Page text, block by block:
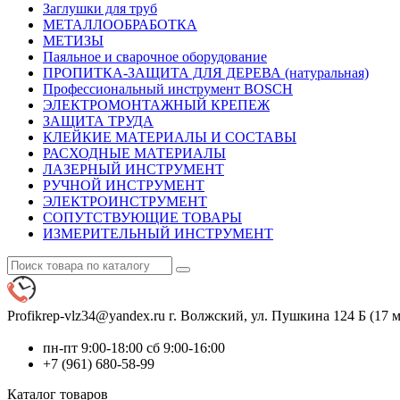
Заглушки для труб
МЕТАЛЛООБРАБОТКА
МЕТИЗЫ
Паяльное и сварочное оборудование
ПРОПИТКА-ЗАЩИТА ДЛЯ ДЕРЕВА (натуральная)
Профессиональный инструмент BOSCH
ЭЛЕКТРОМОНТАЖНЫЙ КРЕПЕЖ
ЗАЩИТА ТРУДА
КЛЕЙКИЕ МАТЕРИАЛЫ И СОСТАВЫ
РАСХОДНЫЕ МАТЕРИАЛЫ
ЛАЗЕРНЫЙ ИНСТРУМЕНТ
РУЧНОЙ ИНСТРУМЕНТ
ЭЛЕКТРОИНСТРУМЕНТ
СОПУТСТВУЮЩИЕ ТОВАРЫ
ИЗМЕРИТЕЛЬНЫЙ ИНСТРУМЕНТ
Profikrep-vlz34@yandex.ru г. Волжский, ул. Пушкина 124 Б (17
пн-пт 9:00-18:00 сб 9:00-16:00
+7 (961) 680-58-99
Каталог товаров